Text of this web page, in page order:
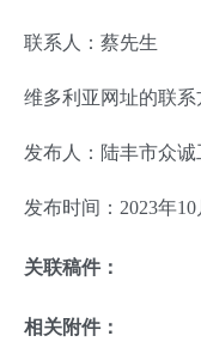
联系人：蔡先生
维多利亚网址的联系
发布人：陆丰市众诚
发布时间：2023年10
关联稿件：
相关附件：